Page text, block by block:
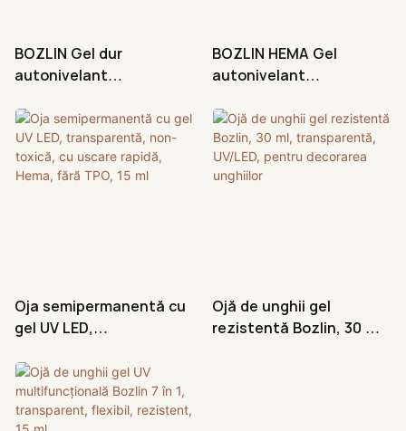
BOZLIN Gel dur
autonivelant
30 ml, pentru o finisare
de lungă durată
BOZLIN HEMA Gel
autonivelant
15 ml, într-un borcan
Factory
Oja semipermanentă cu
gel UV LED,
toxică, cu uscare rapidă,
Hema, fără TPO, 15 ml
Ojă de unghii gel
rezistentă Bozlin, 30 ml,